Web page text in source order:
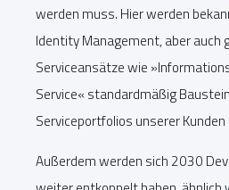
werden muss. Hier werden
Identity Management, aber auch
Serviceansätze wie
Service« standardmäßig
Serviceportfolios unserer Kunden
Außerdem werden sich 2030